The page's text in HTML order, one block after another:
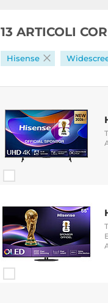
13 ARTICOLI
Hisense